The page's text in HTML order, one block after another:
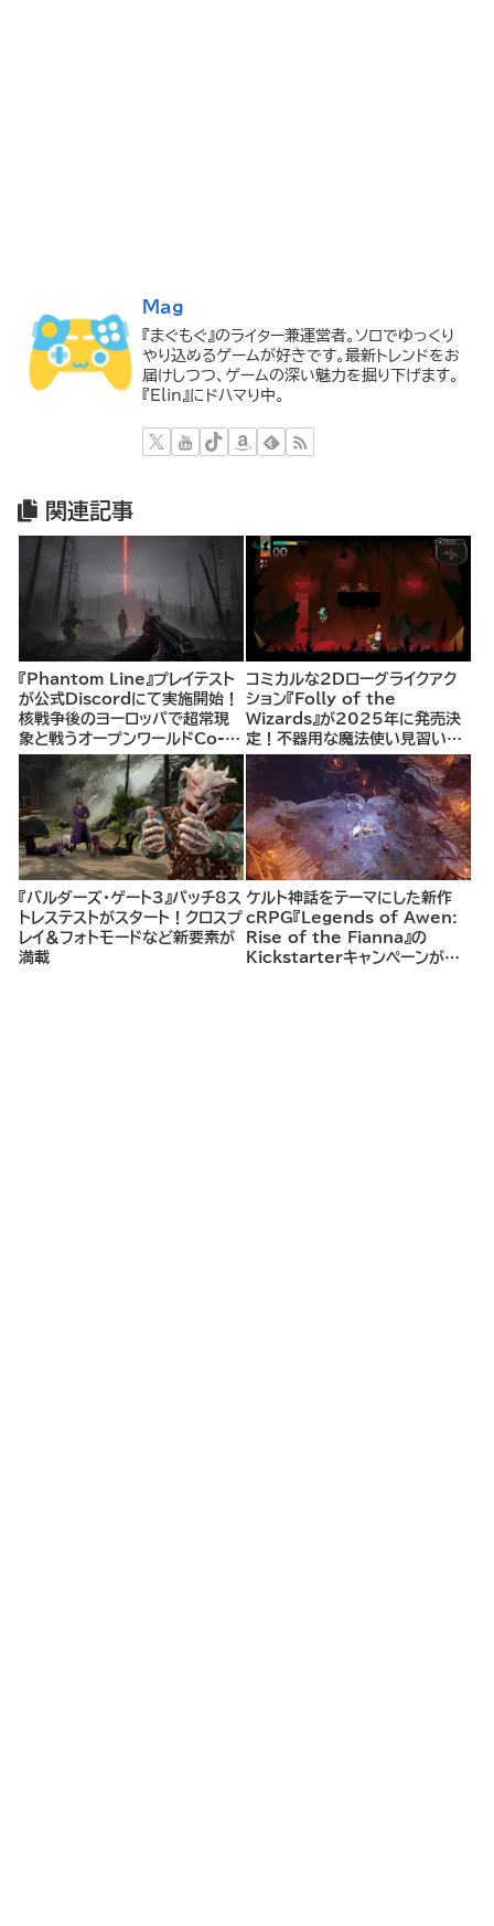
Mag
『まぐもぐ』のライター兼運営者。ソロでゆっくり
やり込めるゲームが好きです。最新トレンドをお
届けしつつ、ゲームの深い魅力を掘り下げます。
『Elin』にドハマり中。
関連記事
『Phantom Line』プレイテスト
が公式Discordにて実施開始！
核戦争後のヨーロッパで超常現
象と戦うオープンワールドCo-
opシューター
コミカルな2Dローグライクアク
ション『Folly of the
Wizards』が2025年に発売決
定！不器用な魔法使い見習いと
して、ランダム生成ダンジョンを
探索し、世界を救う冒険へ。
『バルダーズ・ゲート3』パッチ8ス
トレステストがスタート！クロスプ
レイ＆フォトモードなど新要素が
満載
ケルト神話をテーマにした新作
cRPG『Legends of Awen:
Rise of the Fianna』の
Kickstarterキャンペーンがま